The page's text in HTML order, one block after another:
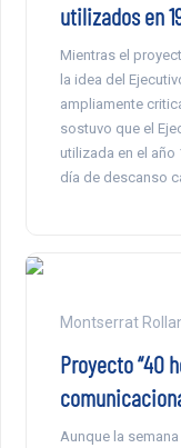
utilizados en
Mientras el
la idea del
ampliamente
sostuvo que el
utilizada en el
día de descanso
Montserrat
Proyecto “40
Aunque la